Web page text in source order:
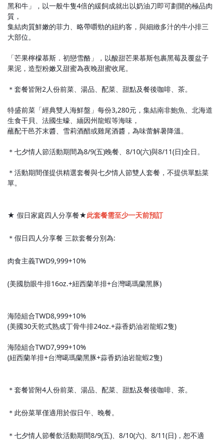
黑和牛」，以一般牛隻4倍的緩飼成就出以奶油刀即可劃開的極品肉
質，
集結肉質鮮嫩的菲力、略帶嚼勁的紐約客，與細緻多汁的牛小排三
大部位。
「芒果檸檬慕斯．初戀雪酪」，以酸甜芒果慕斯包裹黑莓及覆盆子
果泥，造型粉嫩又甜蜜為夜晚甜蜜收尾。
＊套餐皆附2人份前菜、湯品、配菜、甜點及餐後咖啡、茶。
特盛前菜「經典雙人海鮮盤」每份3,280元，集結南非鮑魚、北海道
生食干貝、法國生蠔、緬因州龍蝦等海味，
蘸配干邑芥末醬、雪莉酒醋或雞尾酒醬，為味蕾解暑降溫。
＊七夕情人節活動期間為8/9(五)晚餐、8/10(六)與8/11(日)全日。
＊活動期間僅提供精選套餐與七夕情人節雙人套餐，不提供單點菜
單。
★ 假日家庭四人分享餐★此套餐需至少一天前預訂
＊假日四人分享餐 三款套餐分別為:
肉食主義TWD9,999+10%
(美國肋眼牛排16oz.+紐西蘭羊排+台灣噶瑪蘭黑豚)
海陸組合TWD8,999+10%
(美國30天乾式熟成丁骨牛排24oz.+蒜香奶油岩龍蝦2隻)
海陸組合TWD7,999+10%
(紐西蘭羊排+台灣噶瑪蘭黑豚+蒜香奶油岩龍蝦2隻)
＊套餐皆附4人份前菜、湯品、配菜、甜點及餐後咖啡、茶。
＊此份菜單僅適用於假日午、晚餐。
＊七夕情人節餐飲活動期間8/9(五)、8/10(六)、8/11(日)，恕不適